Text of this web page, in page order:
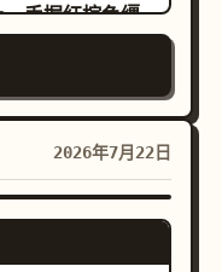
表面结合了分
布颗粒、细腻
光绘画质感以
绘画瑕疵保留
的精致度。写
然流动的发
面部建模展现
手握红棕色缰
随风飘动，前
表情生动写
充满漩涡状的
，以及两颗巨
有蓝色光环和
2026年7月22日
GPT IMAGE 2